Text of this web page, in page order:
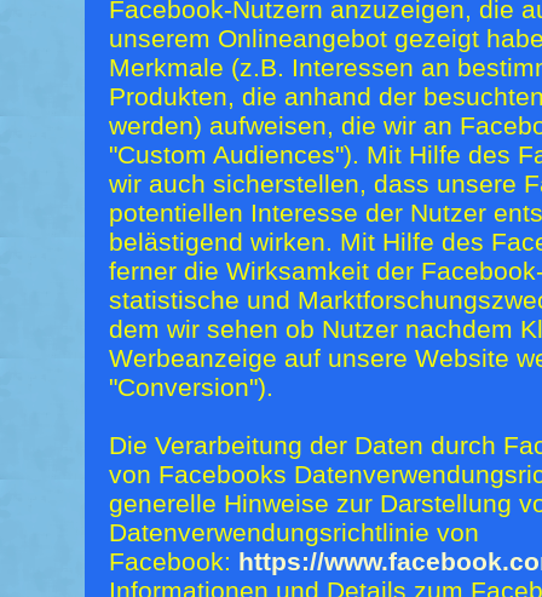
Facebook-Nutzern anzuzeigen, die
unserem Onlineangebot gezeigt
Merkmale (z.B. Interessen an
Produkten, die anhand der
werden) aufweisen, die wir an
"Custom Audiences"). Mit Hilfe des
wir auch sicherstellen, dass unsere
potentiellen Interesse der Nutzer
belästigend wirken. Mit Hilfe des
ferner die Wirksamkeit der
statistische und
dem wir sehen ob Nutzer nachdem
Werbeanzeige auf unsere Website
"Conversion").
Die Verarbeitung der Daten durch
von Facebooks
generelle Hinweise zur Darstellung
Datenverwendungsrichtlinie von
Facebook: https://
Informationen und Details zum